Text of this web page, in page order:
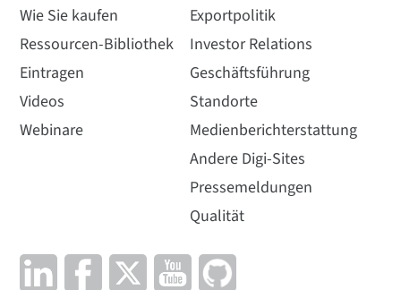
Wie Sie kaufen
Ressourcen-Bibliothek
Eintragen
Videos
Webinare
Exportpolitik
Investor Relations
Geschäftsführung
Standorte
Medienberichterstattung
Andere Digi-Sites
Pressemeldungen
Qualität